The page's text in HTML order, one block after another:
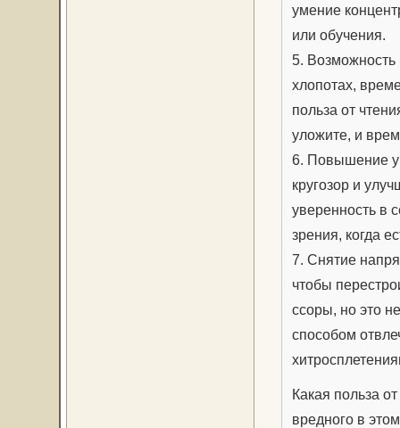
умение
или обучения.
5. Возможность
хлопотах,
польза от
уложите, и
6. Повышение
кругозор и
уверенность в
зрения, когда
7. Снятие
чтобы
ссоры, но это
способом
Какая польза
вредного в